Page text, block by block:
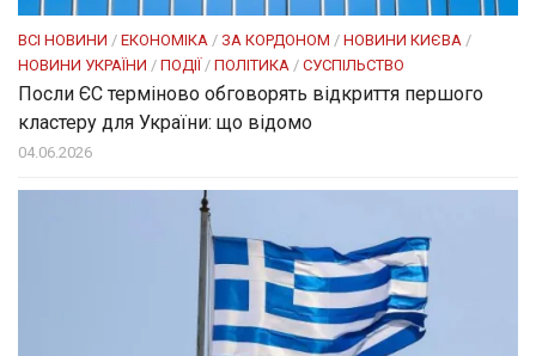
ВСІ НОВИНИ / ЕКОНОМІКА / ЗА КОРДОНОМ / НОВИНИ КИЄВА /
НОВИНИ УКРАЇНИ / ПОДІЇ / ПОЛІТИКА / СУСПІЛЬСТВО
Посли ЄC терміново обговорять відкриття першого
кластеру для України: що відомо
04.06.2026